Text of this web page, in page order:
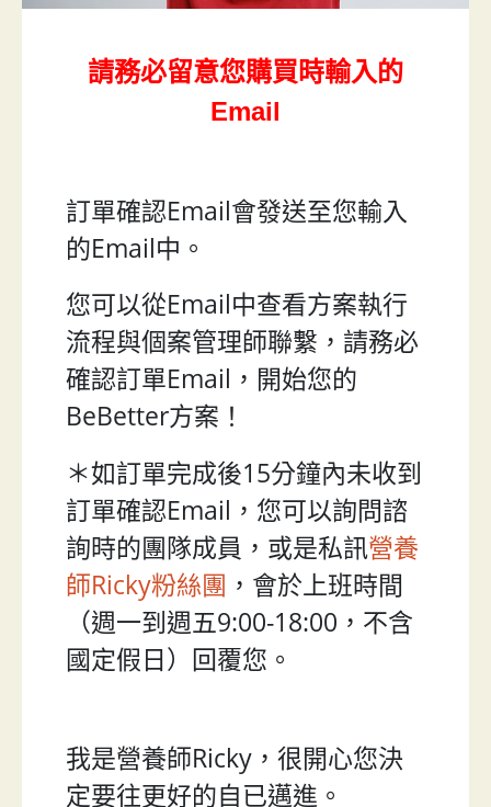
請務必留意您購買時輸入的
Email
訂單確認Email會發送至您輸入
的Email中。
您可以從Email中查看方案執行
流程與個案管理師聯繫，請務必
確認訂單Email，開始您的
BeBetter方案！
＊如訂單完成後15分鐘內未收到
訂單確認Email，您可以詢問諮
詢時的團隊成員，或是私訊營養
師Ricky粉絲團 ，會於上班時間
（週一到週五9:00-18:00，不含
國定假日）回覆您。
我是營養師Ricky，很開心您決
定要往更好的自已邁進。